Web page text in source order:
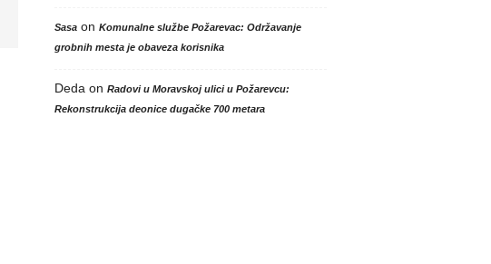
Sasaon Komunalne službe Požarevac: Održavanje
grobnih mesta je obaveza korisnika
Deda on Radovi u Moravskoj ulici u Požarevcu:
Rekonstrukcija deonice dugačke 700 metara